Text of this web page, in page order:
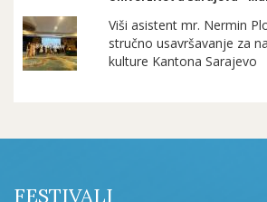
Viši asistent mr. Nermin
stručno usavršavanje za
kulture Kantona Sarajevo
FESTIVALI